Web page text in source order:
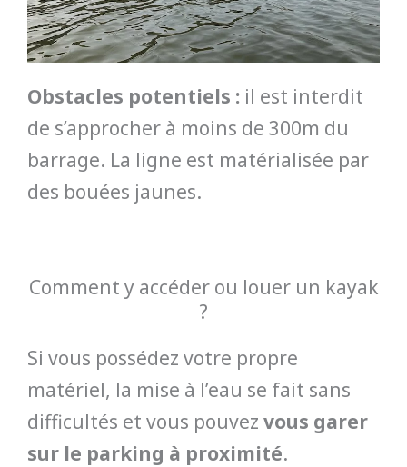
Obstacles potentiels : il est interdit
de s’approcher à moins de 300m du
barrage. La ligne est matérialisée par
des bouées jaunes.
Comment y accéder ou louer un kayak
?
Si vous possédez votre propre
matériel, la mise à l’eau se fait sans
difficultés et vous pouvez vous garer
sur le parking à proximité.